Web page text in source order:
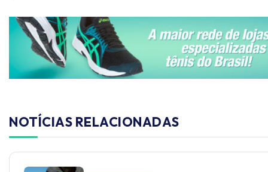
NOTÍCIAS RELACIONADAS